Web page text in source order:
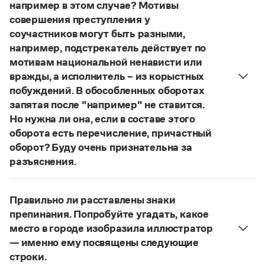
Словари русского языка как государственного
Справочники
Правила русской орфографии и пунктуации
Русский язык. Краткий теоретический курс
для школьников
Письмовник
Справочник по пунктуации
Словарь-справочник трудностей
Справочник по фразеологии
Азбучные истины
Словарь-справочник непростые слова
Журнал
Новости и события
Управление в русском языке
Словарь русских имён
Словарь методических терминов
Правила русской орфографии и пунктуации
(1956)
например в этом случае? Мотивы
совершения преступления у
соучастников могут быть разными,
например, подстрекатель действует по
мотивам национальной ненависти или
вражды, а исполнитель – из корыстных
побуждений. В обособленных оборотах
запятая после "например" не ставится.
Но нужна ли она, если в составе этого
оборота есть перечисление, причастный
оборот? Буду очень признательна за
разъяснения.
В § 94«Правил русской орфографии и пунктуации»
слова и сочетания слов, стоящие на границе
частей сложного предложения и относящиеся к
следующему за ними предложению,
не отделяются от него запятой:Послышался
резкий стук, должно быть сорвалась ставня
Правильно ли расставлены знаки
препинания. Попробуйте угадать, какое
место в городе изобразила иллюстратор
— именно ему посвящены следующие
строки.